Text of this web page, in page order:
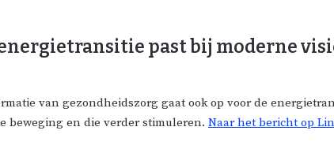
past bij moderne
van gezondheidszorg gaat ook op voor de
beweging en die verder stimuleren. Naar het bericht op